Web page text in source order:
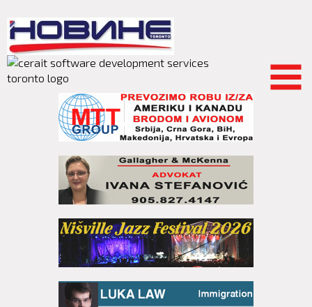
main
content